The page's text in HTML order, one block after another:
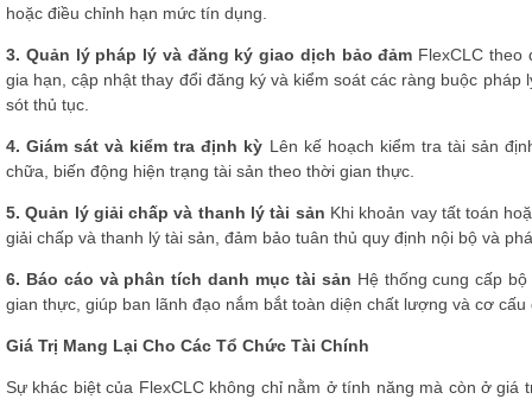
hoặc điều chỉnh hạn mức tín dụng.
3. Quản lý pháp lý và đăng ký giao dịch bảo đảm FlexCLC theo
gia hạn, cập nhật thay đổi đăng ký và kiểm soát các ràng buộc
sót thủ tục.
4. Giám sát và kiểm tra định kỳ Lên kế hoạch kiểm tra tài sản
chữa, biến động hiện trạng tài sản theo thời gian thực.
5. Quản lý giải chấp và thanh lý tài sản Khi khoản vay tất toán
giải chấp và thanh lý tài sản, đảm bảo tuân thủ quy định nội bộ và
6. Báo cáo và phân tích danh mục tài sản Hệ thống cung cấp
gian thực, giúp ban lãnh đạo nắm bắt toàn diện chất lượng và cơ
Giá Trị Mang Lại Cho Các Tổ Chức Tài Chính
Sự khác biệt của FlexCLC không chỉ nằm ở tính năng mà còn ở